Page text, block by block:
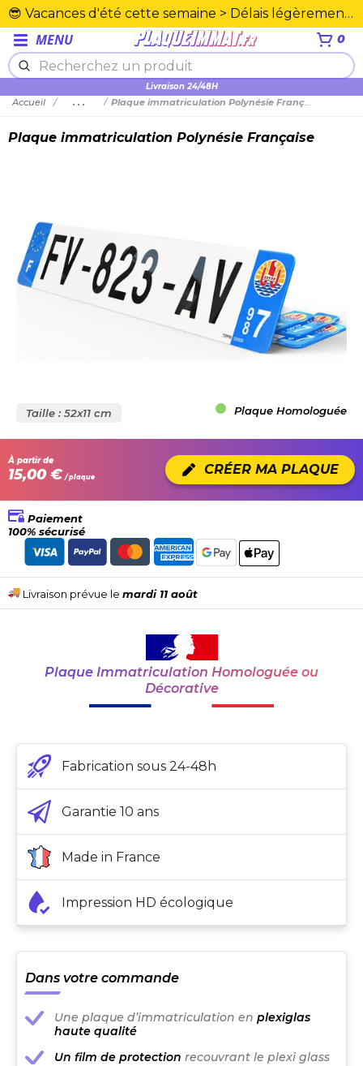
😎 Vacances d'été cette semaine > Délais légèrement rallongés. Merci☀️
MENU 0
Livraison 24/48H
Plexiglas en PMMA supérieure
Accueil ... Plaque immatriculation Polynésie Française
Plaque immatriculation Polynésie Française
Taille : 52x11 cm Plaque Homologuée
À partir de
15,00 € / plaque CRÉER MA PLAQUE
Paiement
100% sécurisé
Livraison prévue le mardi 11 août
Plaque Immatriculation Homologuée ou
Décorative
Fabrication sous 24-48h
Garantie 10 ans
Made in France
Impression HD écologique
Dans votre commande
Une plaque d’immatriculation en plexiglas
haute qualité
Un film de protection recouvrant le plexi glass